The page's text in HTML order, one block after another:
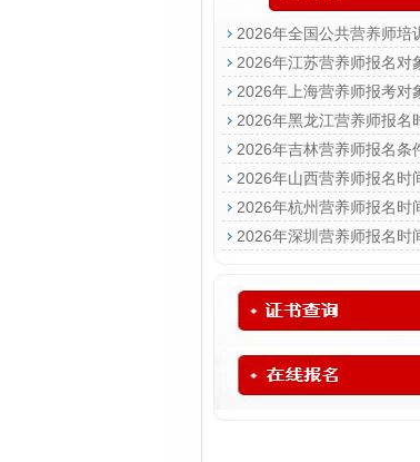
2026年全国公共营养师培
2026年江苏营养师报名对
2026年上海营养师报考对
2026年黑龙江营养师报名
2026年吉林营养师报名条
2026年山西营养师报名时
2026年杭州营养师报名时
2026年深圳营养师报名时